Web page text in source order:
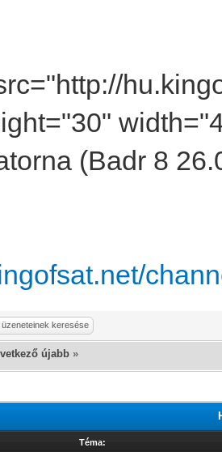
(Badr 8
keresése
újabb »
Téma: